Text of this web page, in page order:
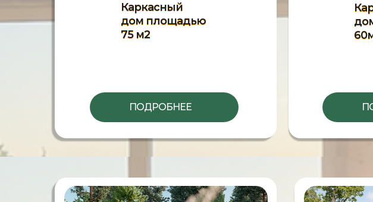
Каркасный
дом площадью
75 м2
ПОДРОБНЕЕ